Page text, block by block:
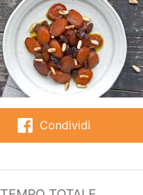
Condividi